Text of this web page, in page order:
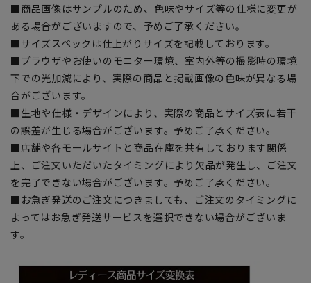
■商品画像はサンプルのため、色味やサイズ等の仕様に変更が
ある場合がございますので、予めご了承ください。
■サイズスペックは仕上がりサイズを記載しております。
■ブラウザやお使いのモニター環境、室内外等の撮影時の環境
下での光加減により、実際の商品と掲載画像の色味が異なる場
合がございます。
■生地や仕様・デザインにより、実際の商品とサイズ表に若干
の誤差が生じる場合がございます。予めご了承ください。
■店舗や各モールサイトと商品在庫を共有しております関係
上、ご注文いただいたタイミングにより欠品が発生し、ご注文
を完了できない場合がございます。予めご了承ください。
■お急ぎ発送のご注文につきましても、ご注文のタイミングに
よってはお急ぎ発送サービスを選択できない場合がございま
す。